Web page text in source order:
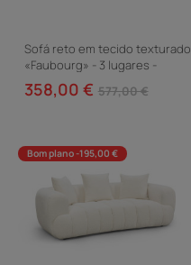
Sofá reto em tecido texturado
«Faubourg» - 3 lugares -
Cinzento
358,00 € 577,00 €
Bom plano -195,00 €